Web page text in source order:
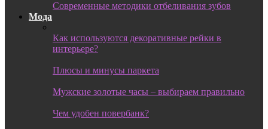
Современные методики отбеливания зубов
Мода
Как используются декоративные рейки в
интерьере?
Плюсы и минусы паркета
Мужские золотые часы – выбираем правильно
Чем удобен повербанк?